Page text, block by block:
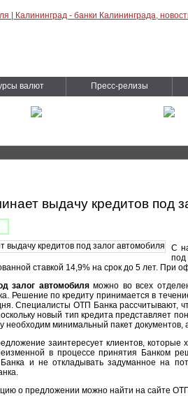
валют Пресс-релизы
выдачу кредитов под
С
под
ставкой 14,9% на срок до 5 лет. При
залог автомобиляможно во всех
Решение по кредиту принимается в
Специалисты ОТП Банка рассчитывают,
новый тип кредита представляет
необходим минимальный пакет
заинтересует клиентов, которые
в процессе принятия Банком
Банка и не откладывать задуманное на
о предложении можно найти на сайте